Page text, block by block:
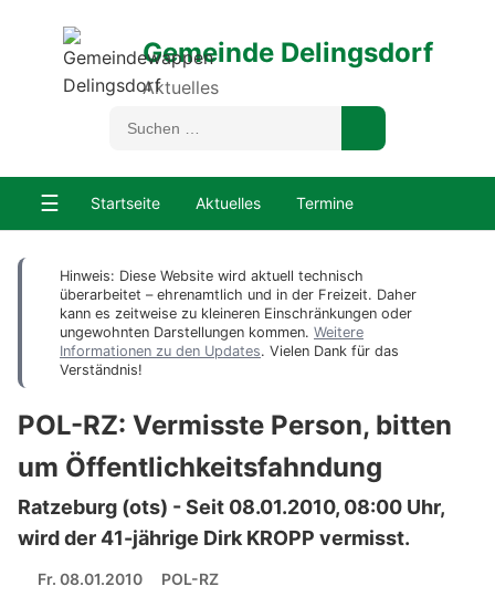
Gemeinde Delingsdorf
Aktuelles
☰ Startseite Aktuelles Termine
Hinweis: Diese Website wird aktuell technisch
überarbeitet – ehrenamtlich und in der Freizeit. Daher
kann es zeitweise zu kleineren Einschränkungen oder
ungewohnten Darstellungen kommen. Weitere
Informationen zu den Updates. Vielen Dank für das
Verständnis!
POL-RZ: Vermisste Person, bitten
um Öffentlichkeitsfahndung
Ratzeburg (ots) - Seit 08.01.2010, 08:00 Uhr,
wird der 41-jährige Dirk KROPP vermisst.
Fr. 08.01.2010 POL-RZ